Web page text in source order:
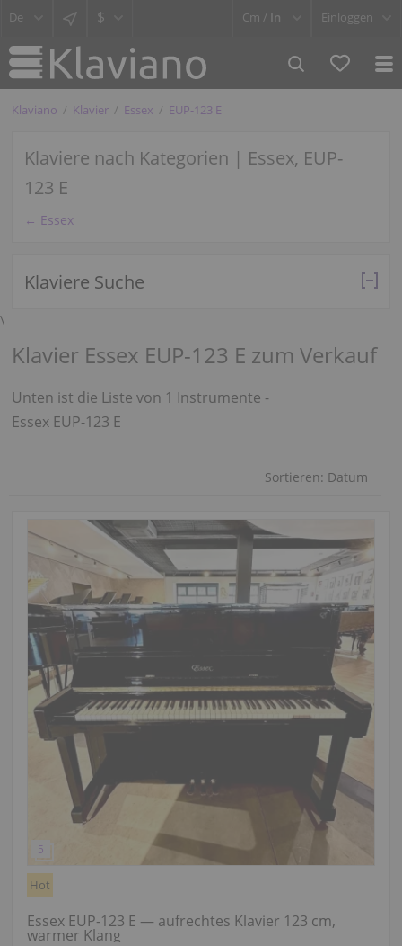
$ Cm / In Einloggen
Klaviano Klavier Essex EUP-123 E
Klaviere nach Kategorien | Essex, EUP-
123 E
← Essex
Klaviere Suche
\
Klavier Essex EUP-123 E zum Verkauf
Unten ist die Liste von 1 Instrumente -
Essex EUP-123 E
Sortieren: Datum
Hot
Essex EUP-123 E — aufrechtes Klavier 123 cm,
warmer Klang